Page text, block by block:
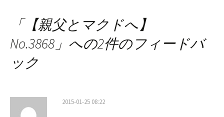
ゲ
ー
「【親父とマクドへ】
No.3868 」への2件のフィードバ
ック
2015-01-25 08:22